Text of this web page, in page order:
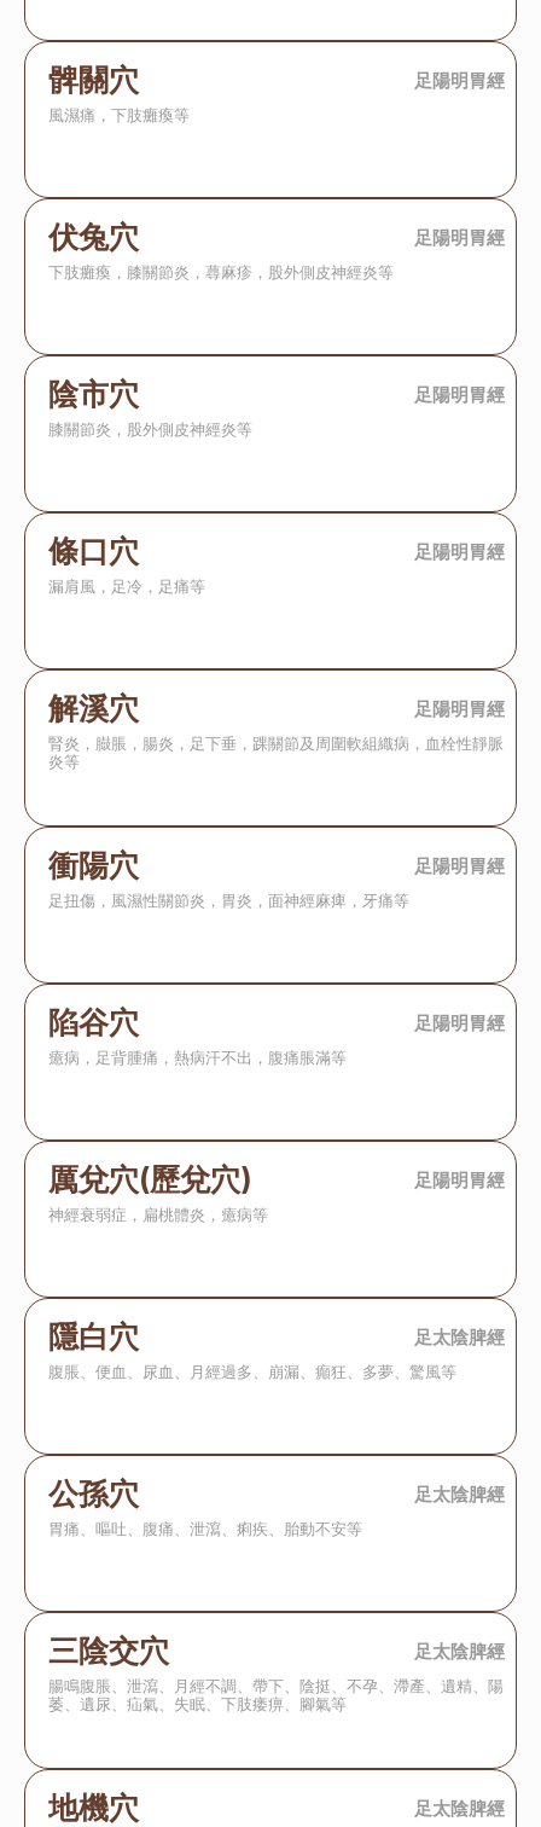
髀關穴 足陽明胃經
風濕痛，下肢癱瘓等
伏兔穴 足陽明胃經
下肢癱瘓，膝關節炎，蕁麻疹，股外側皮神經炎等
陰市穴 足陽明胃經
膝關節炎，股外側皮神經炎等
條口穴 足陽明胃經
漏肩風，足冷，足痛等
解溪穴 足陽明胃經
腎炎，臌脹，腸炎，足下垂，踝關節及周圍軟組織病，血栓性靜脈
炎等
衝陽穴 足陽明胃經
足扭傷，風濕性關節炎，胃炎，面神經麻痺，牙痛等
陷谷穴 足陽明胃經
癔病，足背腫痛，熱病汗不出，腹痛脹滿等
厲兌穴(歷兌穴) 足陽明胃經
神經衰弱症，扁桃體炎，癔病等
隱白穴 足太陰脾經
腹脹、便血、尿血、月經過多、崩漏、癲狂、多夢、驚風等
公孫穴 足太陰脾經
胃痛、嘔吐、腹痛、泄瀉、痢疾、胎動不安等
三陰交穴 足太陰脾經
腸鳴腹脹、泄瀉、月經不調、帶下、陰挺、不孕、滯產、遺精、陽
萎、遺尿、疝氣、失眠、下肢痿痹、腳氣等
地機穴 足太陰脾經